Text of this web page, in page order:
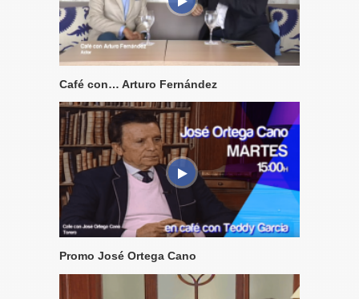
Café con… Arturo Fernández
Promo José Ortega Cano